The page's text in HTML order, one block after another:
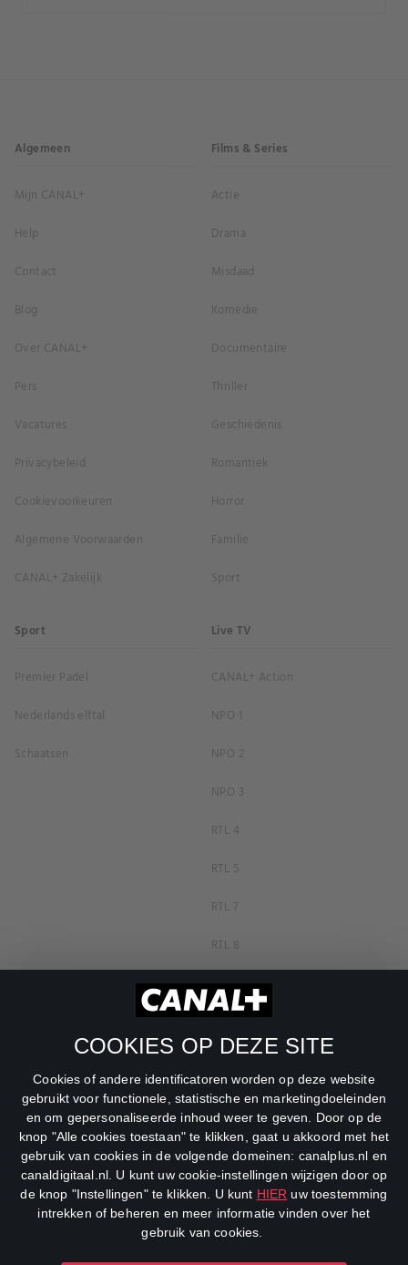
COOKIES OP DEZE SITE
Cookies of andere identificatoren worden op deze website
gebruikt voor functionele, statistische en marketingdoeleinden
en om gepersonaliseerde inhoud weer te geven. Door op de
knop "Alle cookies toestaan" te klikken, gaat u akkoord met het
gebruik van cookies in de volgende domeinen: canalplus.nl en
canaldigitaal.nl. U kunt uw cookie-instellingen wijzigen door op
de knop "Instellingen" te klikken. U kunt HIER uw toestemming
intrekken of beheren en meer informatie vinden over het
gebruik van cookies.
Algemeen
Mijn CANAL+
Help
Contact
Blog
Over CANAL+
Pers
Vacatures
Privacybeleid
Cookievoorkeuren
Algemene Voorwaarden
CANAL+ Zakelijk
Films & Series
Actie
Drama
Misdaad
Komedie
Documentaire
Thriller
Geschiedenis
Romantiek
Horror
Familie
Sport
Sport
Premier Padel
Nederlands elftal
Schaatsen
Live TV
CANAL+ Action
NPO 1
NPO 2
NPO 3
RTL 4
RTL 5
RTL 7
RTL 8
RTL Z
SBS6
Veronica
DreamWorks Channel